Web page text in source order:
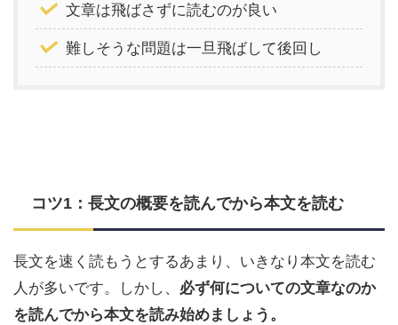
文章は飛ばさずに読むのが良い
難しそうな問題は一旦飛ばして後回し
コツ1：長文の概要を読んでから本文を読む
長文を速く読もうとするあまり、いきなり本文を読む
人が多いです。しかし、 必ず何についての文章なのか
を読んでから本文を読み始めましょう。